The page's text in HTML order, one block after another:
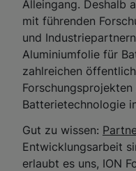
Alleingang. Deshalb
mit führenden
und
Aluminiumfolie für
zahlreichen
Batterietechnologie
Gut zu wissen:
Entwicklungsarbeit
erlaubt es uns, ION